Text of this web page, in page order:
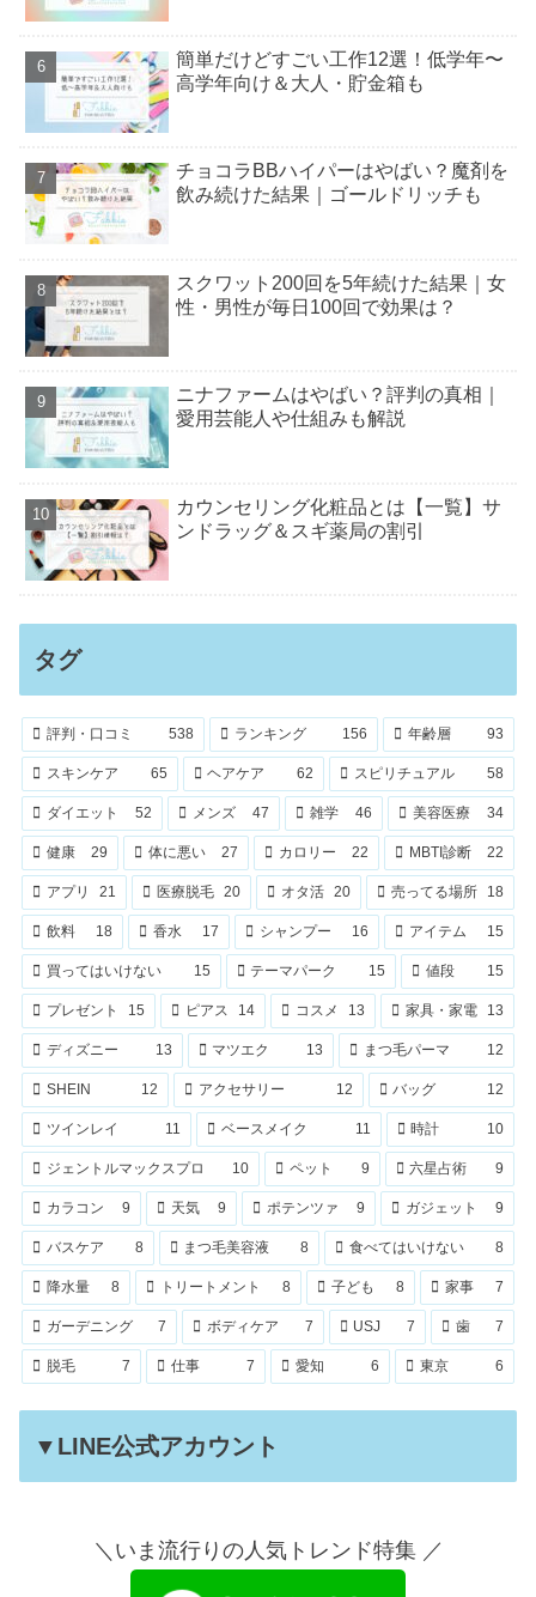
簡単だけどすごい工作12選！低学年〜
高学年向け＆大人・貯金箱も
チョコラBBハイパーはやばい？魔剤を
飲み続けた結果｜ゴールドリッチも
スクワット200回を5年続けた結果｜女
性・男性が毎日100回で効果は？
ニナファームはやばい？評判の真相｜
愛用芸能人や仕組みも解説
カウンセリング化粧品とは【一覧】サ
ンドラッグ＆スギ薬局の割引
タグ
評判・口コミ 538 ランキング 156 年齢層 93
スキンケア 65 ヘアケア 62 スピリチュアル 58
ダイエット 52 メンズ 47 雑学 46 美容医療 34
健康 29 体に悪い 27 カロリー 22 MBTI診断 22
アプリ 21 医療脱毛 20 オタ活 20 売ってる場所 18
飲料 18 香水 17 シャンプー 16 アイテム 15
買ってはいけない 15 テーマパーク 15 値段 15
プレゼント 15 ピアス 14 コスメ 13 家具・家電 13
ディズニー 13 マツエク 13 まつ毛パーマ 12
SHEIN 12 アクセサリー 12 バッグ 12
ツインレイ 11 ベースメイク 11 時計 10
ジェントルマックスプロ 10 ペット 9 六星占術 9
カラコン 9 天気 9 ポテンツァ 9 ガジェット 9
バスケア 8 まつ毛美容液 8 食べてはいけない 8
降水量 8 トリートメント 8 子ども 8 家事 7
ガーデニング 7 ボディケア 7 USJ 7 歯 7
脱毛 7 仕事 7 愛知 6 東京 6
▼LINE公式アカウント
＼いま流行りの人気トレンド特集 ／